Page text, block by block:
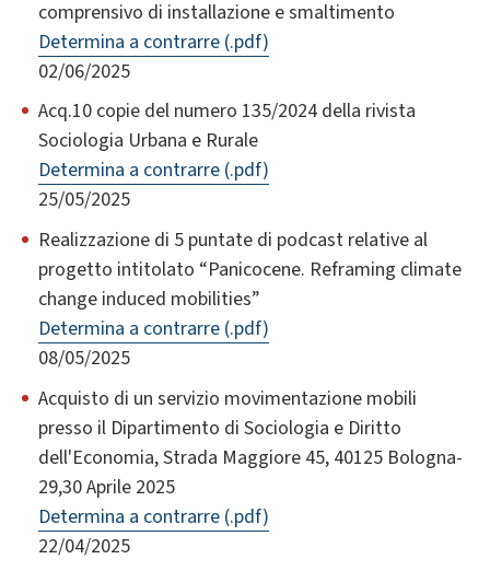
comprensivo di installazione e smaltimento
Determina a contrarre (.pdf)
02/06/2025
Acq.10 copie del numero 135/2024 della rivista
Sociologia Urbana e Rurale
Determina a contrarre (.pdf)
25/05/2025
Realizzazione di 5 puntate di podcast relative al
progetto intitolato “Panicocene. Reframing climate
change induced mobilities”
Determina a contrarre (.pdf)
08/05/2025
Acquisto di un servizio movimentazione mobili
presso il Dipartimento di Sociologia e Diritto
dell'Economia, Strada Maggiore 45, 40125 Bologna-
29,30 Aprile 2025
Determina a contrarre (.pdf)
22/04/2025